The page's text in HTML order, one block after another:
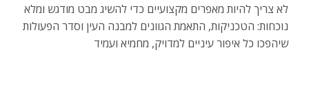
לא צריך להיות מאפרים מקצועיים כדי להשיג מבט מודגש ומלא
נוכחות: הטכניקות, התאמת הגוונים למבנה העין וסדר הפעולות
שיהפכו כל איפור עיניים למדויק, מחמיא ועמיד